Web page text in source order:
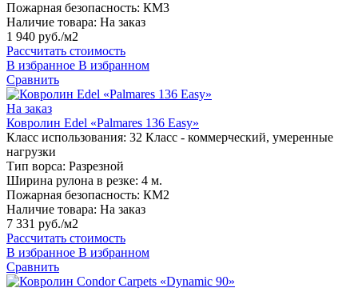
Пожарная безопасность: КМ3
Наличие товара: На заказ
1 940 руб./м2
Рассчитать стоимость
В избранное В избранном
Сравнить
На заказ
Ковролин Edel «Palmares 136 Easy»
Класс использования: 32 Класс - коммерческий, умеренные
нагрузки
Тип ворса: Разрезной
Ширина рулона в резке: 4 м.
Пожарная безопасность: КМ2
Наличие товара: На заказ
7 331 руб./м2
Рассчитать стоимость
В избранное В избранном
Сравнить